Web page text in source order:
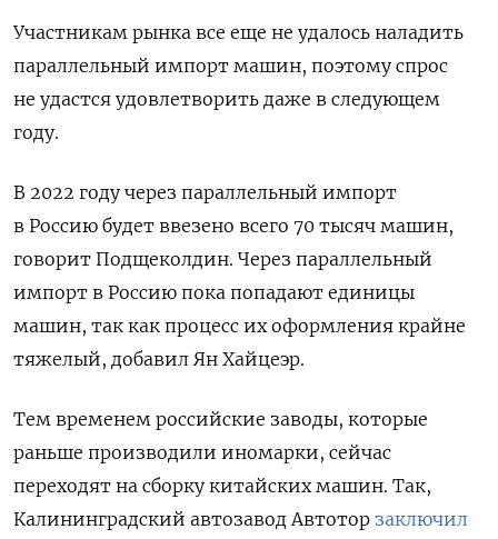
Участникам рынка все еще не удалось наладить
параллельный импорт машин, поэтому спрос
не удастся удовлетворить даже в следующем
году.
В 2022 году через параллельный импорт
в Россию будет ввезено всего 70 тысяч машин,
говорит Подщеколдин. Через параллельный
импорт в Россию пока попадают единицы
машин, так как процесс их оформления крайне
тяжелый, добавил Ян Хайцеэр.
Тем временем российские заводы, которые
раньше производили иномарки, сейчас
переходят на сборку китайских машин. Так,
Калининградский автозавод Автотор заключил